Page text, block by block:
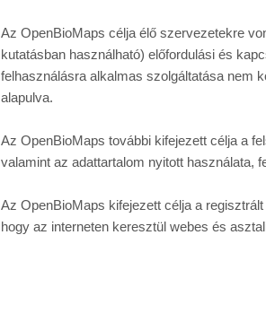
Az OpenBioMaps célja élő szervezetekre
kutatásban használható) előfordulási és
felhasználásra alkalmas szolgáltatása nem
alapulva.
Az OpenBioMaps további kifejezett célja a
valamint az adattartalom nyitott használata,
Az OpenBioMaps kifejezett célja a
hogy az interneten keresztül webes és